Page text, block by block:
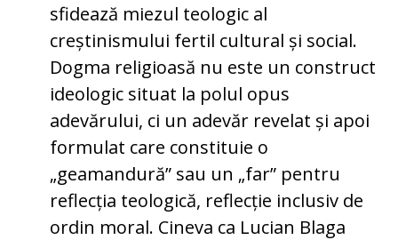
sfidează miezul teologic al
creștinismului fertil cultural și social.
Dogma religioasă nu este un construct
ideologic situat la polul opus
adevărului, ci un adevăr revelat și apoi
formulat care constituie o
„geamandură” sau un „far” pentru
reflecția teologică, reflecție inclusiv de
ordin moral. Cineva ca Lucian Blaga